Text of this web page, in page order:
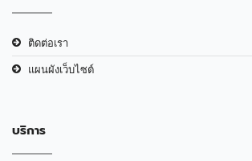
ติดต่อเรา
แผนผังเว็บไซต์
บริการ